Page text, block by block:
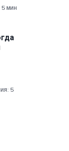
5 мин
5